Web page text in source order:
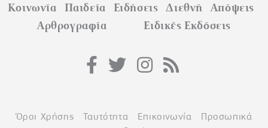
Κοινωνία
Παιδεία Ειδήσεις Διεθνή
Απόψεις
Αρθρογραφία
Ειδικές Εκδόσεις
Όροι Χρήσης Ταυτότητα Επικοινωνία
Προσωπικά